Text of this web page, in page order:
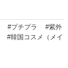
#プチプラ
#紫外
#韓国コスメ（メイ